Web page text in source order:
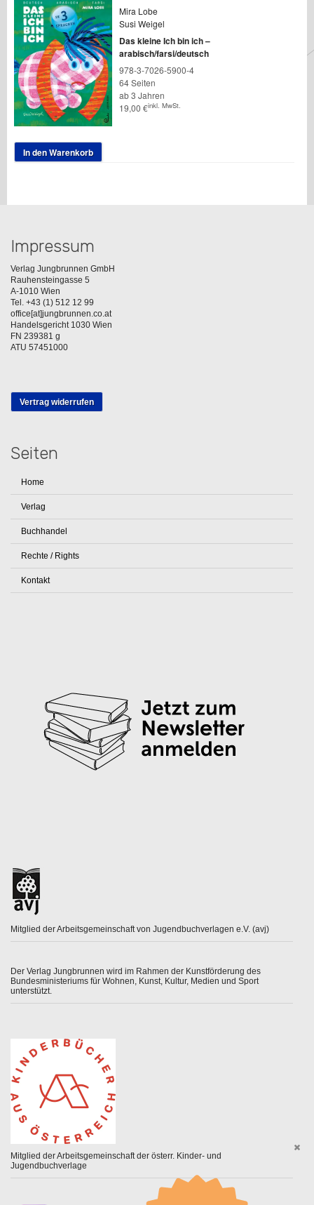
Mira Lobe
Susi Weigel
Das kleine Ich bin ich –
arabisch/farsi/deutsch
978-3-7026-5900-4
64 Seiten
ab 3 Jahren
19,00 €inkl. MwSt.
In den Warenkorb
Impressum
Verlag Jungbrunnen GmbH
Rauhensteingasse 5
A-1010 Wien
Tel. +43 (1) 512 12 99
office[at]jungbrunnen.co.at
Handelsgericht 1030 Wien
FN 239381 g
ATU 57451000
Vertrag widerrufen
Seiten
Home
Verlag
Buchhandel
Rechte / Rights
Kontakt
Mitglied der Arbeitsgemeinschaft von Jugendbuchverlagen e.V. (avj)
Der Verlag Jungbrunnen wird im Rahmen der Kunstförderung des
Bundesministeriums für Wohnen, Kunst, Kultur, Medien und Sport
unterstützt.
Mitglied der Arbeitsgemeinschaft der österr. Kinder- und
Jugendbuchverlage